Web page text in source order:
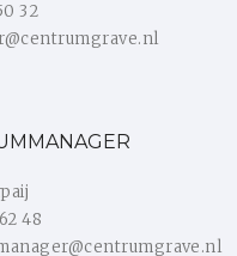
32
48